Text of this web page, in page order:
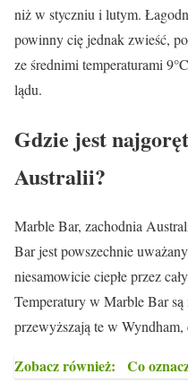
niż w styczniu i lutym.
powinny cię jednak zwieść,
ze średnimi temperaturami
lądu.
Gdzie jest
Australii?
Marble Bar, zachodnia
Bar jest powszechnie
niesamowicie ciepłe przez
Temperatury w Marble Bar są
przewyższają te w Wyndham,
Zobacz również: Co